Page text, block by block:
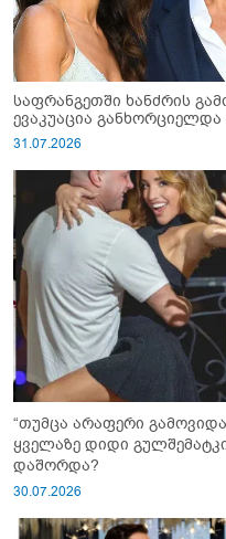
საფრანგეთში ხანძრის
ევაკუაცია
31.07.2026
“თუმცა არაფერი
ყველაზე დიდი
დაშორდა?
30.07.2026